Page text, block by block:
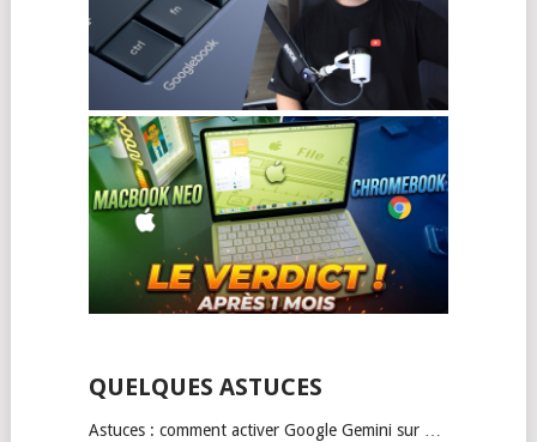
QUELQUES ASTUCES
Astuces : comment activer Google Gemini sur …